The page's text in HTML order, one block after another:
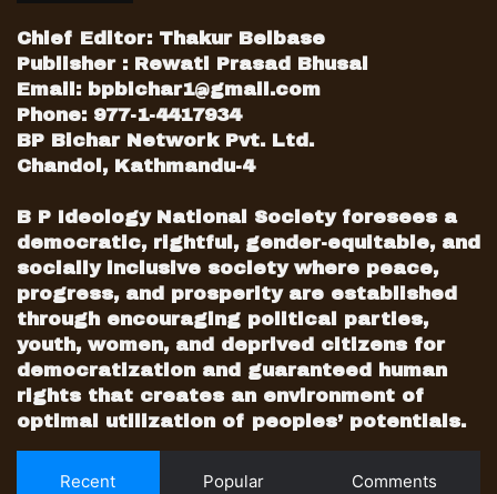
Chief Editor: Thakur Belbase
Publisher : Rewati Prasad Bhusal
Email: bpbichar1@gmail.com
Phone: 977-1-4417934
BP Bichar Network Pvt. Ltd.
Chandol, Kathmandu-4
B P Ideology National Society foresees a
democratic, rightful, gender-equitable, and
socially inclusive society where peace,
progress, and prosperity are established
through encouraging political parties,
youth, women, and deprived citizens for
democratization and guaranteed human
rights that creates an environment of
optimal utilization of peoples’ potentials.
Recent Popular Comments